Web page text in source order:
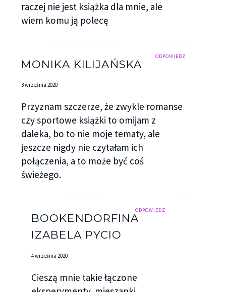
raczej nie jest książka dla mnie, ale
wiem komu ją polecę
ODPOWIEDZ
MONIKA KILIJAŃSKA
3 września 2020
Przyznam szczerze, że zwykle romanse
czy sportowe książki to omijam z
daleka, bo to nie moje tematy, ale
jeszcze nigdy nie czytałam ich
połączenia, a to może być coś
świeżego.
ODPOWIEDZ
BOOKENDORFINA
IZABELA PYCIO
4 września 2020
Cieszą mnie takie łączone